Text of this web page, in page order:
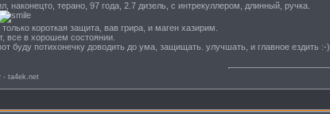
наконецто, терано, 97 года, 2.7 дизель, с интрекуллером, длинный, ручка.
короткая защита, вав грира, и маген хазирим.
все в хорошем состоянии.
буду потихонечку доводить до ума, защищать. улучшать, и главное ездить :-)
- ta4ek.net